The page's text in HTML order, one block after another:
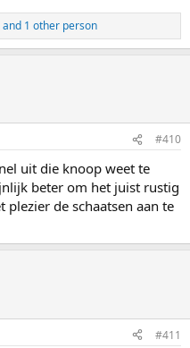
and 1 other person
#410
uit die knoop weet te
beter om het juist rustig
de schaatsen aan te
#411